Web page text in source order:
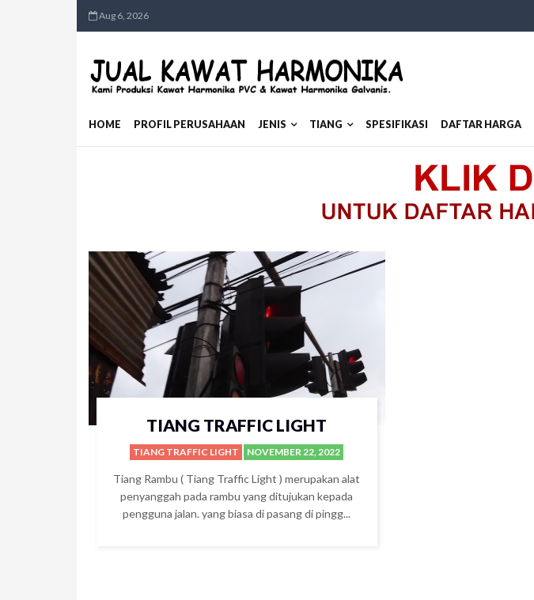
Aug 6, 2026
HOME PROFIL PERUSAHAAN JENIS TIANG SPESIFIKASI DAFTAR HARGA
TIANG TRAFFIC LIGHT
TIANG TRAFFIC LIGHT NOVEMBER 22, 2022
Tiang Rambu ( Tiang Traffic Light ) merupakan alat
penyanggah pada rambu yang ditujukan kepada
pengguna jalan. yang biasa di pasang di pingg...